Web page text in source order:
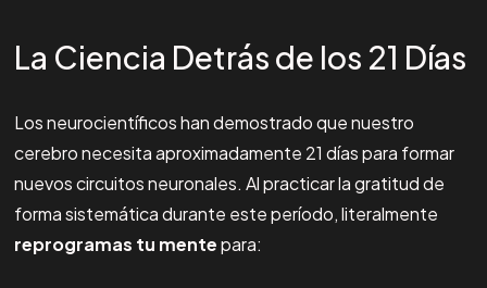
La Ciencia Detrás de los 21 Días
Los neurocientíficos han demostrado que nuestro
cerebro necesita aproximadamente 21 días para formar
nuevos circuitos neuronales. Al practicar la gratitud de
forma sistemática durante este período, literalmente
reprogramas tu mentepara: